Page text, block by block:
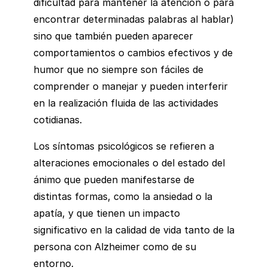
encontrar determinadas palabras al hablar)
sino que también pueden aparecer
comportamientos o cambios efectivos y de
humor que no siempre son fáciles de
comprender o manejar y pueden interferir
en la realización fluida de las actividades
cotidianas.
Los síntomas psicológicos se refieren a
alteraciones emocionales o del estado del
ánimo que pueden manifestarse de
distintas formas, como la ansiedad o la
apatía, y que tienen un impacto
significativo en la calidad de vida tanto de la
persona con Alzheimer como de su
entorno.